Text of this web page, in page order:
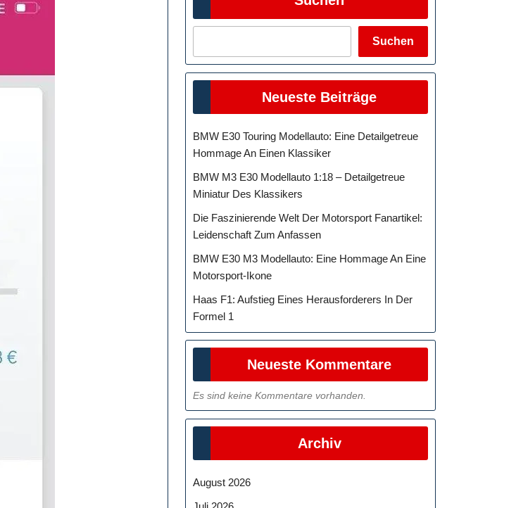
Suchen
Neueste Beiträge
BMW E30 Touring Modellauto: Eine Detailgetreue
Hommage An Einen Klassiker
BMW M3 E30 Modellauto 1:18 – Detailgetreue
Miniatur Des Klassikers
Die Faszinierende Welt Der Motorsport Fanartikel:
Leidenschaft Zum Anfassen
BMW E30 M3 Modellauto: Eine Hommage An Eine
Motorsport-Ikone
Haas F1: Aufstieg Eines Herausforderers In Der
Formel 1
Neueste Kommentare
Es sind keine Kommentare vorhanden.
Archiv
August 2026